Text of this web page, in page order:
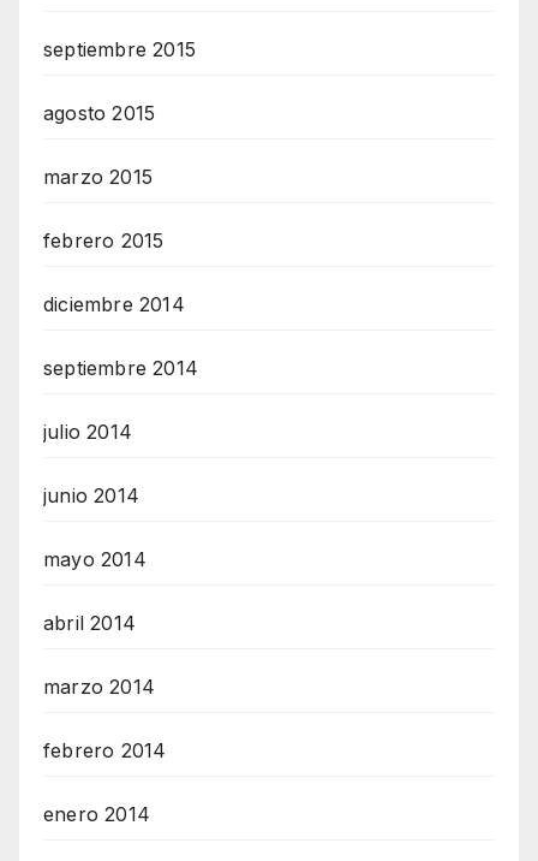
septiembre 2015
agosto 2015
marzo 2015
febrero 2015
diciembre 2014
septiembre 2014
julio 2014
junio 2014
mayo 2014
abril 2014
marzo 2014
febrero 2014
enero 2014